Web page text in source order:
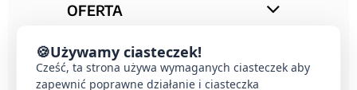
OFERTA
KONTAKT
🍪Używamy ciasteczek!
Cześć, ta strona używa wymaganych ciasteczek aby
zapewnić poprawne działanie i ciasteczka